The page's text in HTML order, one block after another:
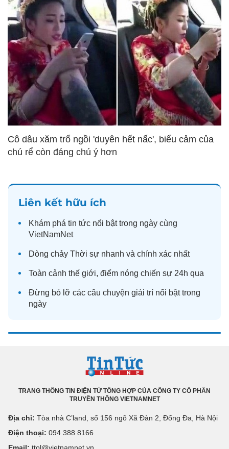
Cô dâu xăm trổ ngồi 'duyên hết nấc', biểu cảm của
chú rể còn đáng chú ý hơn
Liên kết hữu ích
Khám phá tin tức nổi bật trong ngày cùng
VietNamNet
Dòng chảy Thời sự nhanh và chính xác nhất
Toàn cảnh thế giới, điểm nóng chiến sự 24h qua
Đừng bỏ lỡ các câu chuyện giải trí nổi bật trong
ngày
TRANG THÔNG TIN ĐIỆN TỬ TỔNG HỢP CỦA CÔNG TY CỔ PHẦN
TRUYỀN THÔNG VIETNAMNET
Địa chỉ: Tòa nhà C’land, số 156 ngõ Xã Đàn 2, Đống Đa, Hà Nội
Điện thoại: 094 388 8166